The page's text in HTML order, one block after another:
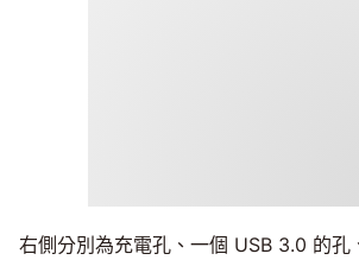
右側分別為充電孔、一個 USB 3.0 的